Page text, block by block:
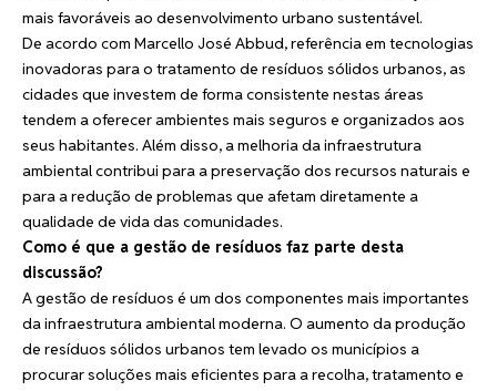
mais favoráveis ao desenvolvimento urbano sustentável.
De acordo com Marcello José Abbud, referência em tecnologias
inovadoras para o tratamento de resíduos sólidos urbanos, as
cidades que investem de forma consistente nestas áreas
tendem a oferecer ambientes mais seguros e organizados aos
seus habitantes. Além disso, a melhoria da infraestrutura
ambiental contribui para a preservação dos recursos naturais e
para a redução de problemas que afetam diretamente a
qualidade de vida das comunidades.
Como é que a gestão de resíduos faz parte desta
discussão?
A gestão de resíduos é um dos componentes mais importantes
da infraestrutura ambiental moderna. O aumento da produção
de resíduos sólidos urbanos tem levado os municípios a
procurar soluções mais eficientes para a recolha, tratamento e